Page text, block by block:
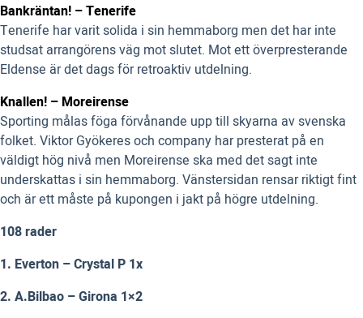
Bankräntan! – Tenerife
Tenerife har varit solida i sin hemmaborg men det har inte
studsat arrangörens väg mot slutet. Mot ett överpresterande
Eldense är det dags för retroaktiv utdelning.
Knallen! – Moreirense
Sporting målas föga förvånande upp till skyarna av svenska
folket. Viktor Gyökeres och company har presterat på en
väldigt hög nivå men Moreirense ska med det sagt inte
underskattas i sin hemmaborg. Vänstersidan rensar riktigt fint
och är ett måste på kupongen i jakt på högre utdelning.
108 rader
1. Everton – Crystal P 1x
2. A.Bilbao – Girona 1×2